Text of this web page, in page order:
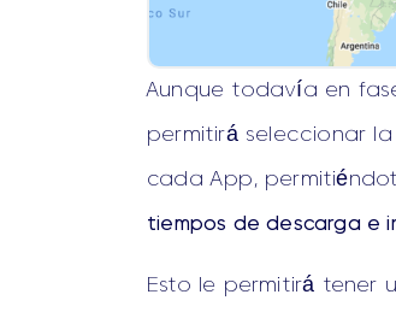
Aunque todavía en
permitirá seleccionar
cada App,
tiempos de descarga e
Esto le permitirá tener